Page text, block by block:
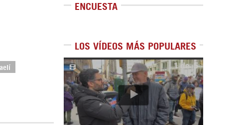
ENCUESTA
LOS VÍDEOS MÁS POPULARES
1de5